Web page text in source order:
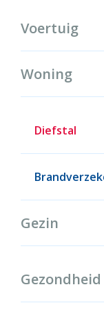
Producten
Voertuig
Woning
Diefstal
Gezin
Gezondheid